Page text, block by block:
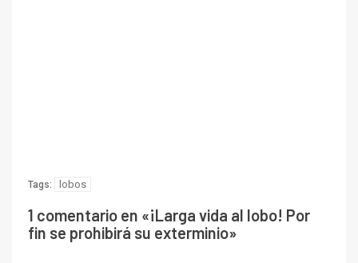
Tags: lobos
1 comentario en «¡Larga vida al lobo! Por
fin se prohibirá su exterminio»